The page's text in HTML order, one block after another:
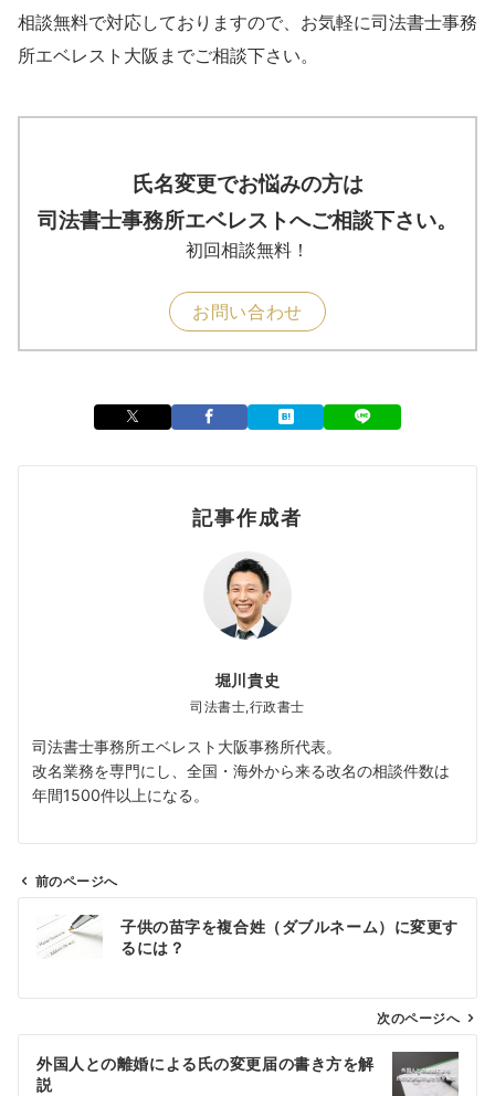
相談無料で対応しておりますので、お気軽に司法書士事務
所エベレスト大阪までご相談下さい。
氏名変更でお悩みの方は
司法書士事務所エベレストへご相談下さい。
初回相談無料！
お問い合わせ
記事作成者
堀川貴史
司法書士,行政書士
司法書士事務所エベレスト大阪事務所代表。
改名業務を専門にし、全国・海外から来る改名の相談件数は
年間1500件以上になる。
ビ
前のページへ
子供の苗字を複合姓（ダブルネーム）に変更す
るには？
次のページへ
外国人との離婚による氏の変更届の書き方を解
説